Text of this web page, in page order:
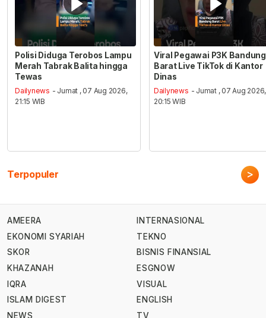
Polisi Diduga Terobos Lampu
Merah Tabrak Balita hingga
Tewas
Dailynews - Jumat , 07 Aug 2026,
21:15 WIB
Viral Pegawai P3K Bandung
Barat Live TikTok di Kantor
Dinas
Dailynews - Jumat , 07 Aug 2026,
20:15 WIB
Terpopuler >
AMEERA
EKONOMI SYARIAH
SKOR
KHAZANAH
IQRA
ISLAM DIGEST
NEWS
INTERNASIONAL
TEKNO
BISNIS FINANSIAL
ESGNOW
VISUAL
ENGLISH
TV